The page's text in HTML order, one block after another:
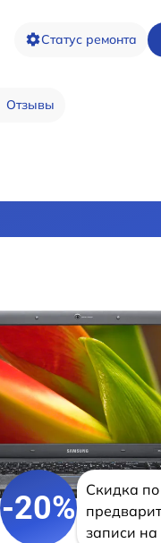
Статус ремонта
Отзывы
-20%
Скидка по
записи на